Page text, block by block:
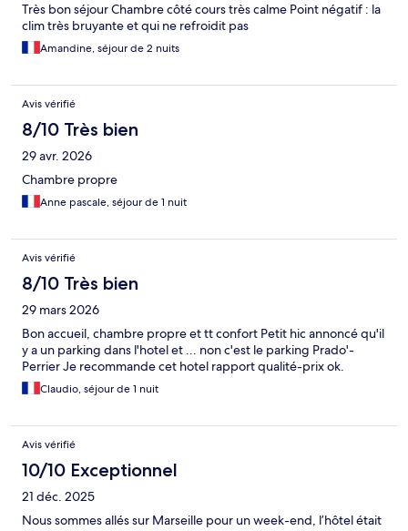
Très bon séjour Chambre côté cours très calme Point négatif : la
clim très bruyante et qui ne refroidit pas
Amandine, séjour de 2 nuits
Avis vérifié
8/10 Très bien
29 avr. 2026
Chambre propre
Anne pascale, séjour de 1 nuit
Avis vérifié
8/10 Très bien
29 mars 2026
Bon accueil, chambre propre et tt confort Petit hic annoncé qu'il
y a un parking dans l'hotel et ... non c'est le parking Prado'-
Perrier Je recommande cet hotel rapport qualité-prix ok.
Claudio, séjour de 1 nuit
Avis vérifié
10/10 Exceptionnel
21 déc. 2025
Nous sommes allés sur Marseille pour un week-end, l’hôtel était